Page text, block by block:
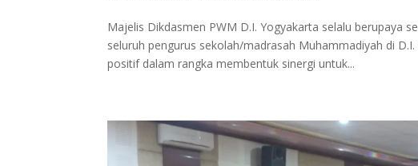
Majelis Dikdasmen PWM D.I. Yogyakarta selalu berupaya
seluruh pengurus sekolah/madrasah Muhammadiyah di
positif dalam rangka membentuk sinergi untuk...